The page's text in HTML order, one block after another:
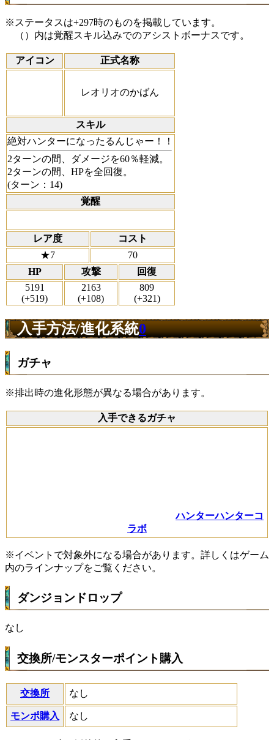
※ステータスは+297時のものを掲載しています。
（）内は覚醒スキル込みでのアシストボーナスです。
アイコン 正式名称
レオリオのかばん
スキル
絶対ハンターになったるんじゃー！！
2ターンの間、ダメージを60％軽減。
2ターンの間、HPを全回復。
(ターン：14)
覚醒
レア度
コスト
★7
70
HP
攻撃
回復
5191
(+519)
2163
(+108)
809
(+321)
入手方法/進化系統0
ガチャ
※排出時の進化形態が異なる場合があります。
入手できるガチャ
ハンターハンターコ
ラボ
※イベントで対象外になる場合があります。詳しくはゲーム
内のラインナップをご覧ください。
ダンジョンドロップ
なし
交換所/モンスターポイント購入
交換所 なし
モンポ購入 なし